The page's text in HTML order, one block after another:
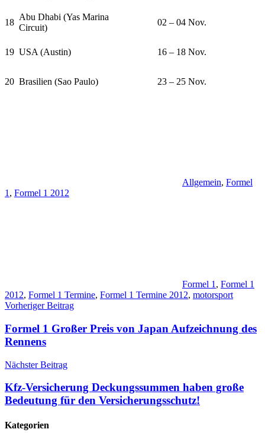
18
Abu Dhabi (Yas Marina
Circuit)
02 – 04 Nov.
19 USA (Austin) 16 – 18 Nov.
20 Brasilien (Sao Paulo) 23 – 25 Nov.
Allgemein, Formel
1 , Formel 1 2012
Formel 1 , Formel 1
2012, Formel 1 Termine, Formel 1 Termine 2012, motorsport
Beitragsnavigation
Vorheriger Beitrag
Formel 1 Großer Preis von Japan Aufzeichnung des
Rennens
Nächster Beitrag
Kfz-Versicherung Deckungssummen haben große
Bedeutung für den Versicherungsschutz!
Kategorien